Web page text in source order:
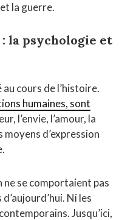
la guerre.
la psychologie et
au cours de l’histoire.
humaines, sont
l’envie, l’amour, la
moyens d’expression
ne se comportaient pas
Ni les
Jusqu’ici,